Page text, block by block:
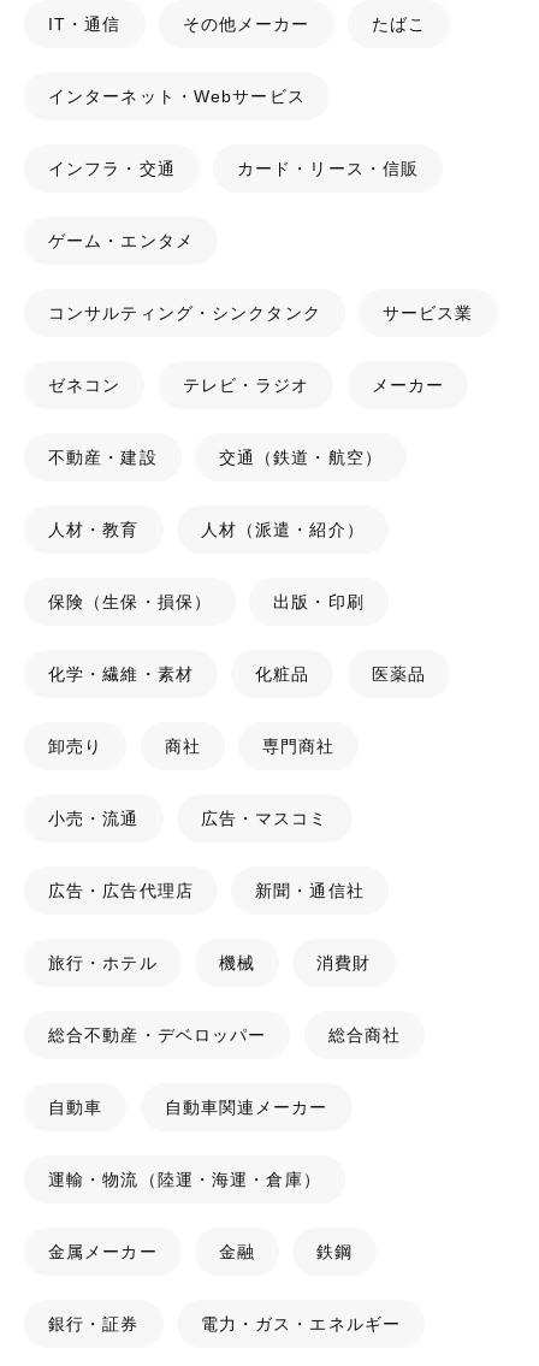
IT・通信 その他メーカー たばこ
インターネット・Webサービス
インフラ・交通 カード・リース・信販
ゲーム・エンタメ
コンサルティング・シンクタンク サービス業
ゼネコン テレビ・ラジオ メーカー
不動産・建設 交通（鉄道・航空）
人材・教育 人材（派遣・紹介）
保険（生保・損保） 出版・印刷
化学・繊維・素材 化粧品 医薬品
卸売り 商社 専門商社
小売・流通 広告・マスコミ
広告・広告代理店 新聞・通信社
旅行・ホテル 機械 消費財
総合不動産・デベロッパー 総合商社
自動車 自動車関連メーカー
運輸・物流（陸運・海運・倉庫）
金属メーカー 金融 鉄鋼
銀行・証券 電力・ガス・エネルギー